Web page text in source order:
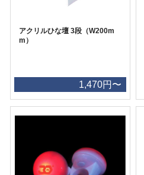
アクリルひな壇 3段（W200m
m）
1,470円〜